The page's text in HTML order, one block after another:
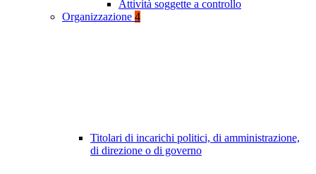
Attività soggette a controllo
Organizzazione 4
Titolari di incarichi politici, di amministrazione,
di direzione o di governo